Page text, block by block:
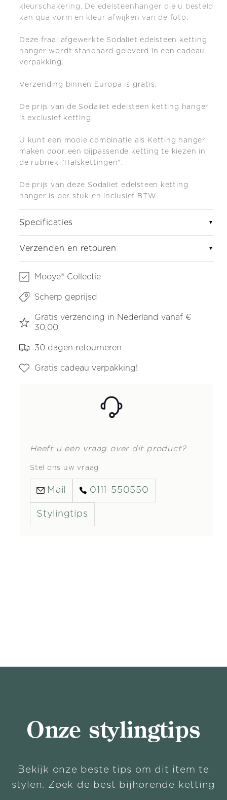
kleurschakering. De edelsteenhanger die u besteld
kan qua vorm en kleur afwijken van de foto.
Deze fraai afgewerkte Sodaliet edelsteen ketting
hanger wordt standaard geleverd in een cadeau
verpakking.
Verzending binnen Europa is gratis.
De prijs van de Sodaliet edelsteen ketting hanger
is exclusief ketting.
U kunt een mooie combinatie als Ketting hanger
maken door een bijpassende ketting te kiezen in
de rubriek "Halskettingen".
De prijs van deze Sodaliet edelsteen ketting
hanger is per stuk en inclusief BTW.
Specificaties ▼
Verzenden en retouren ▼
Mooye® Collectie
Scherp geprijsd
Gratis verzending in Nederland vanaf €
30,00
30 dagen retourneren
Gratis cadeau verpakking!
Heeft u een vraag over dit product?
Stel ons uw vraag
Mail 0111-550550
Stylingtips
Onze stylingtips
Bekijk onze beste tips om dit item te
stylen. Zoek de best bijhorende ketting